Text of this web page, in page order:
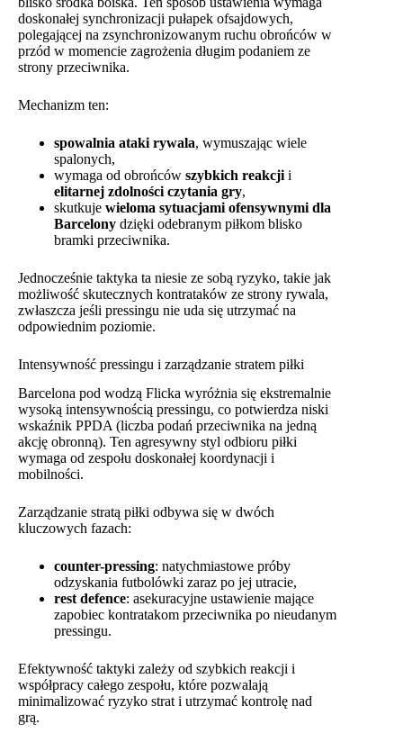
doskonałej synchronizacji pułapek ofsajdowych,
polegającej na zsynchronizowanym ruchu obrońców w
przód w momencie zagrożenia długim podaniem ze
strony przeciwnika.
Mechanizm ten:
spowalnia ataki rywala, wymuszając wiele
spalonych,
wymaga od obrońców szybkich reakcji i
elitarnej zdolności czytania gry,
skutkuje wieloma sytuacjami ofensywnymi dla
Barcelony dzięki odebranym piłkom blisko
bramki przeciwnika.
Jednocześnie taktyka ta niesie ze sobą ryzyko, takie jak
możliwość skutecznych kontrataków ze strony rywala,
zwłaszcza jeśli pressingu nie uda się utrzymać na
odpowiednim poziomie.
Intensywność pressingu i zarządzanie stratem piłki
Barcelona pod wodzą Flicka wyróżnia się ekstremalnie
wysoką intensywnością pressingu, co potwierdza niski
wskaźnik PPDA (liczba podań przeciwnika na jedną
akcję obronną). Ten agresywny styl odbioru piłki
wymaga od zespołu doskonałej koordynacji i
mobilności.
Zarządzanie stratą piłki odbywa się w dwóch
kluczowych fazach:
counter-pressing: natychmiastowe próby
odzyskania futbolówki zaraz po jej utracie,
rest defence: asekuracyjne ustawienie mające
zapobiec kontratakom przeciwnika po nieudanym
pressingu.
Efektywność taktyki zależy od szybkich reakcji i
współpracy całego zespołu, które pozwalają
minimalizować ryzyko strat i utrzymać kontrolę nad
grą.